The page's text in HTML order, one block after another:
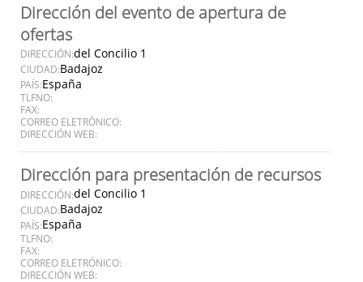
Dirección del evento de apertura de
ofertas
DIRECCIÓN:del Concilio 1
CIUDAD:Badajoz
PAÍS:España
TLFNO:
FAX:
CORREO ELETRÓNICO:
DIRECCIÓN WEB:
Dirección para presentación de recursos
DIRECCIÓN:del Concilio 1
CIUDAD:Badajoz
PAÍS:España
TLFNO:
FAX:
CORREO ELETRÓNICO:
DIRECCIÓN WEB: